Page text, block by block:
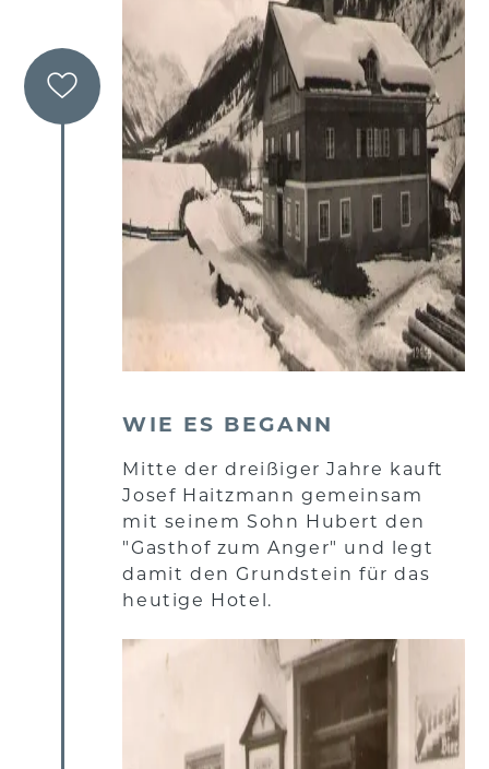
WIE ES BEGANN
Mitte der dreißiger Jahre kauft
Josef Haitzmann gemeinsam
mit seinem Sohn Hubert den
"Gasthof zum Anger" und legt
damit den Grundstein für das
heutige Hotel.